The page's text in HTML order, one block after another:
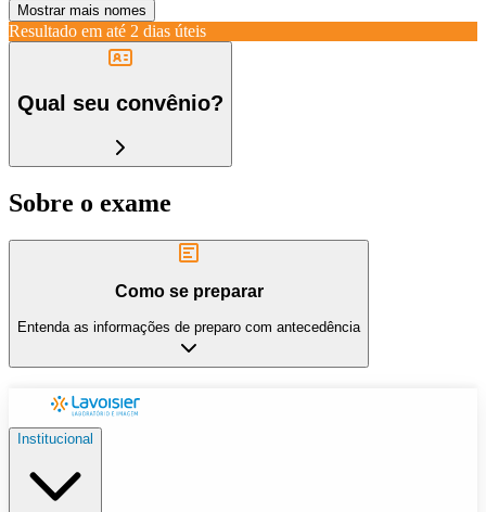
Mostrar mais nomes
Resultado em até 2 dias úteis
Qual seu convênio?
Sobre o exame
Como se preparar
Entenda as informações de preparo com antecedência
Institucional